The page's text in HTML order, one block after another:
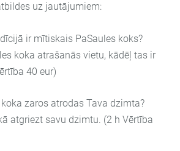
uz jautājumiem:
ir mītiskais PaSaules koks?
koka atrašanās vietu, kādēļ tas ir
40 eur)
koka zaros atrodas Tava dzimta?
atgriezt savu dzimtu. (2 h Vērtība